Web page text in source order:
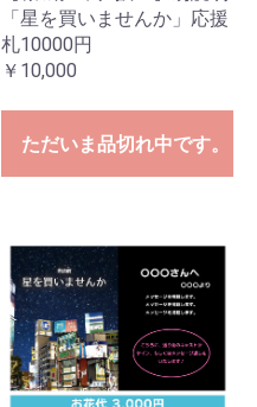
「星を買いませんか」応援
札10000円
￥10,000
ただいま品切れ中です。